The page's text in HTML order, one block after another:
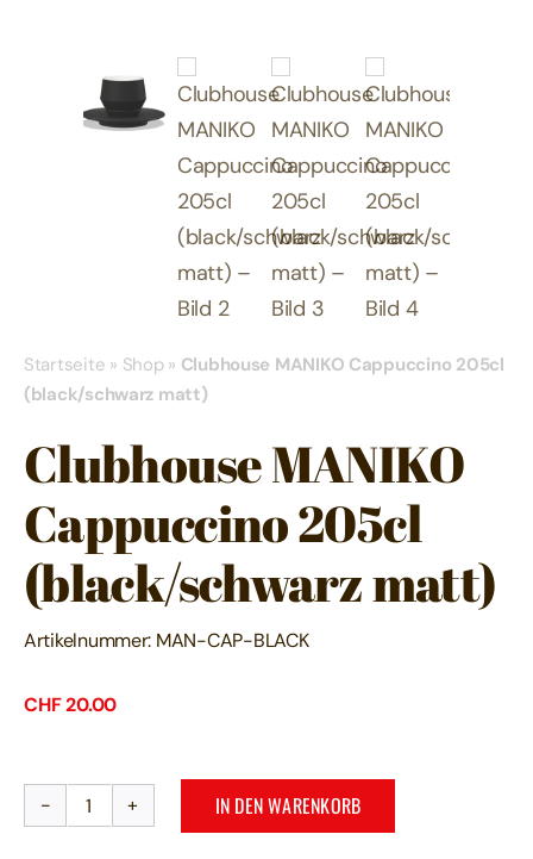
Startseite » Shop» Clubhouse MANIKO Cappuccino 205cl
(black/schwarz matt)
Clubhouse MANIKO
Cappuccino 205cl
(black/schwarz matt)
Artikelnummer: MAN-CAP-BLACK
CHF20.00
Clubhouse
IN DEN WARENKORB